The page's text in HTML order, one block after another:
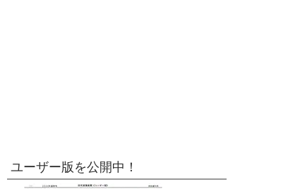
ユーザー版を公開中！